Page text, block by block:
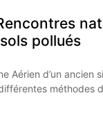
pollués
Aérien d’un ancien
méthodes